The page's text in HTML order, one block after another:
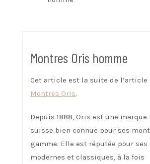
Montres Oris homme
Cet article est la suite de l’article
Montres Oris.
Depuis 1888, Oris est une marque
suisse bien connue pour ses
gamme. Elle est réputée pour
modernes et classiques, à la fois